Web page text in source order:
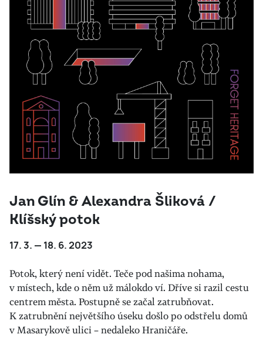
Jan Glín & Alexandra Šliková /
Klíšský potok
17. 3. — 18. 6. 2023
Potok, který není vidět. Teče pod našima nohama,
v místech, kde o něm už málokdo ví. Dříve si razil cestu
centrem města. Postupně se začal zatrubňovat.
K zatrubnění největšího úseku došlo po odstřelu domů
v Masarykově ulici – nedaleko Hraničáře.